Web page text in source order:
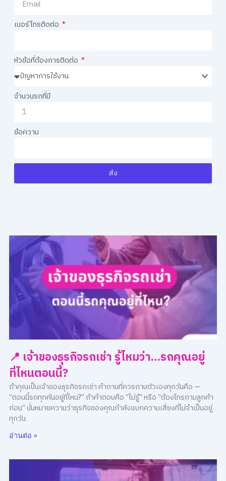
เบอร์โทรติดต่อ
หัวข้อที่ต้องการติดต่อ
จำนวนรถที่มี
ข้อความ
ส่ง
📍 เจ้าของธุรกิจรถเช่า รู้ไหมว่า…รถคุณอยู่
ที่ไหนตอนนี้?
ถ้าคุณเป็นเจ้าของธุรกิจรถเช่า คำถามที่ควรถามตัวเองทุกวันคือ —
“ตอนนี้รถทุกคันอยู่ที่ไหน?” ถ้าคำตอบคือ “ไม่รู้” หรือ “ต้องโทรถามลูกค้า
ก่อน” นั่นหมายความว่าธุรกิจของคุณกำลังแบกความเสี่ยงที่ไม่จำเป็นอยู่
ทุกวัน
อ่านต่อ »